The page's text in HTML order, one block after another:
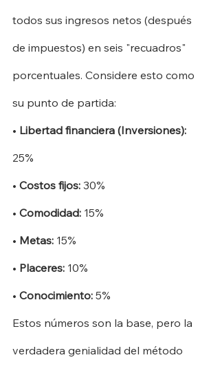
todos sus ingresos netos (después
de impuestos) en seis "recuadros"
porcentuales. Considere esto como
su punto de partida:
• Libertad financiera (Inversiones):
25%
• Costos fijos: 30%
• Comodidad: 15%
• Metas: 15%
• Placeres: 10%
• Conocimiento: 5%
Estos números son la base, pero la
verdadera genialidad del método